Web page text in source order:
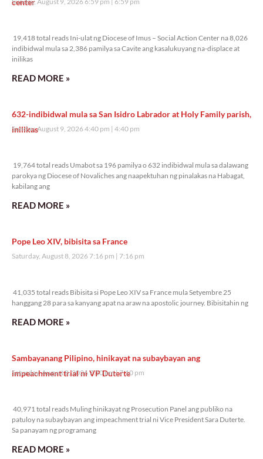
19,418 total reads Ini-ulat ng Diocese of Imus – Social Action Center na 8,026
indibidwal mula sa 2,386 pamilya sa Cavite ang kasalukuyang na-displace at
inilikas
READ MORE »
632-indibidwal mula sa San Isidro Labrador at Holy Family parish,
inilikas
Sunday, August 9, 2026 4:40 pm 4:40 pm
19,764 total reads Umabot sa 196 pamilya o 632 indibidwal mula sa dalawang
parokya ng Diocese of Novaliches ang naapektuhan ng pinalakas na Habagat,
kabilang ang
READ MORE »
Pope Leo XIV, bibisita sa France
Saturday, August 8, 2026 7:16 pm 7:16 pm
41,035 total reads Bibisita si Pope Leo XIV sa France mula Setyembre 25
hanggang 28 para sa kanyang apat na araw na apostolic journey. Bibisitahin ng
READ MORE »
Sambayanang Pilipino, hinikayat na subaybayan ang
impeachment trial ni VP Duterte
Saturday, August 8, 2026 7:10 pm 7:10 pm
40,971 total reads Muling hinikayat ng Prosecution Panel ang publiko na
patuloy na subaybayan ang impeachment trial ni Vice President Sara Duterte.
Sa panayam ng programang
READ MORE »